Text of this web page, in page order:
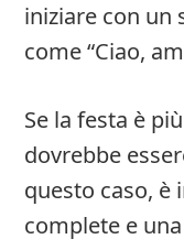
iniziare con un
come “Ciao,
Se la festa è
dovrebbe
questo caso, è
complete e